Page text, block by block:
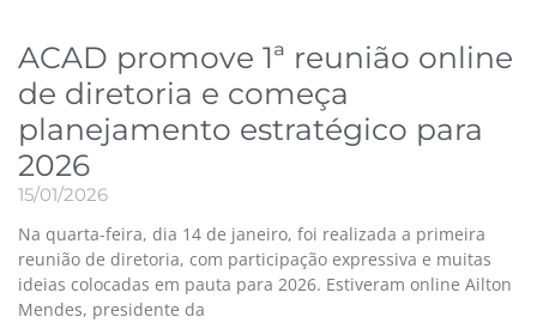
ACAD promove 1ª reunião online
de diretoria e começa
planejamento estratégico para
2026
15/01/2026
Na quarta-feira, dia 14 de janeiro, foi realizada a primeira
reunião de diretoria, com participação expressiva e muitas
ideias colocadas em pauta para 2026. Estiveram online Ailton
Mendes, presidente da